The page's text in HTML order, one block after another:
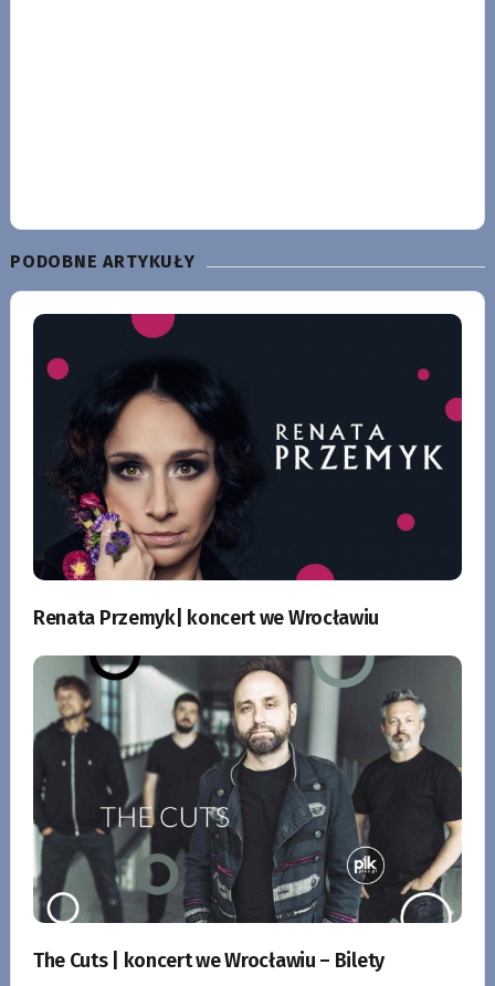
PODOBNE ARTYKUŁY
Renata Przemyk| koncert we Wrocławiu
The Cuts | koncert we Wrocławiu – Bilety